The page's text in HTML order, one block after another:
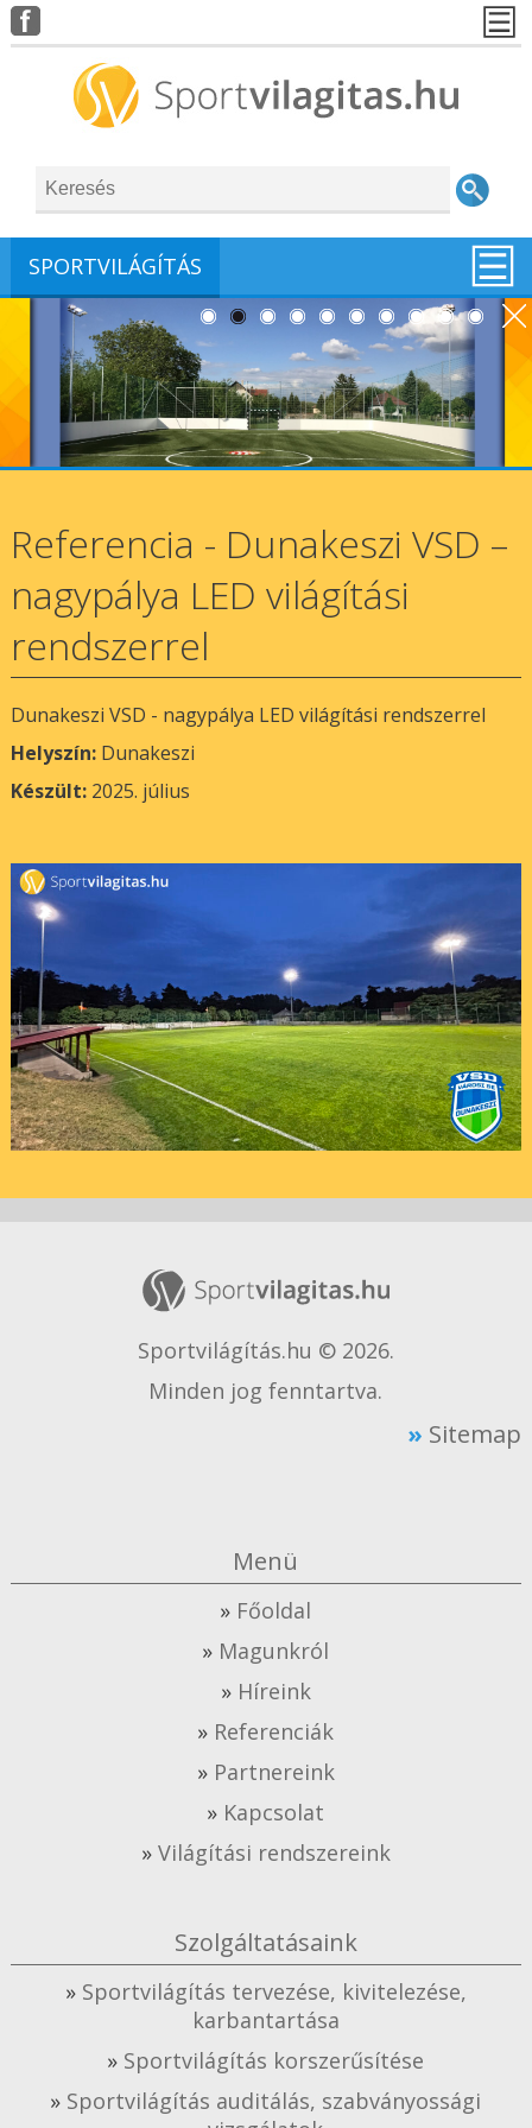
SPORTVILÁGÍTÁS
Referencia - Dunakeszi VSD –
nagypálya LED világítási
rendszerrel
Dunakeszi VSD - nagypálya LED világítási rendszerrel
Helyszín: Dunakeszi
Készült: 2025. július
Sportvilágítás.hu © 2026.
Minden jog fenntartva.
Sitemap
Menü
Főoldal
Magunkról
Híreink
Referenciák
Partnereink
Kapcsolat
Világítási rendszereink
Szolgáltatásaink
Sportvilágítás tervezése, kivitelezése,
karbantartása
Sportvilágítás korszerűsítése
Sportvilágítás auditálás, szabványossági